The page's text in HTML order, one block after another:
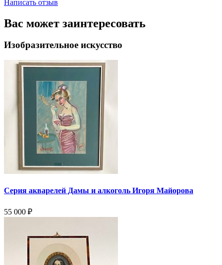
Написать отзыв
Вас может заинтересовать
Изобразительное искусство
Серия акварелей Дамы и алкоголь Игоря Майорова
55 000 ₽